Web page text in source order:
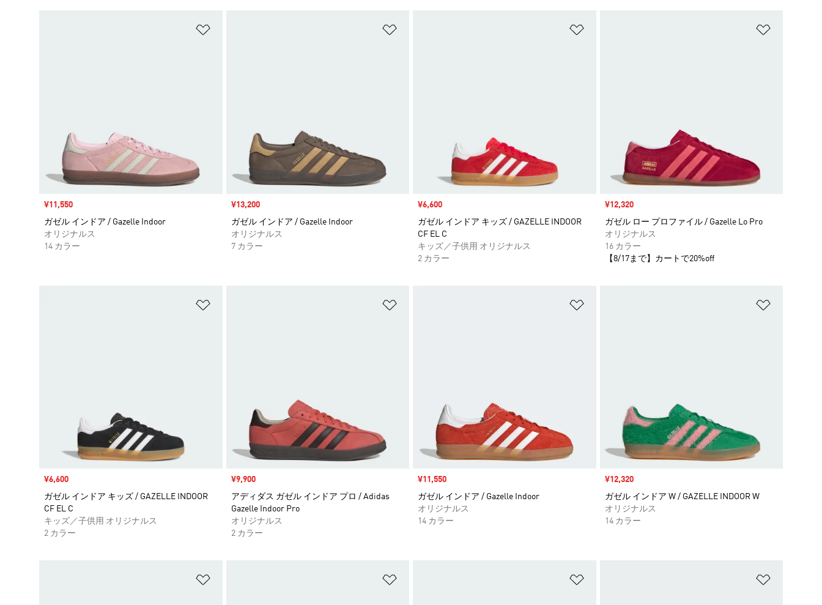
セール価格
¥11,550
ガゼル インドア / Gazelle Indoor
オリジナルス
14 カラー
セール価格
¥13,200
ガゼル インドア / Gazelle Indoor
オリジナルス
7 カラー
セール価格
¥6,600
ガゼル インドア キッズ / GAZELLE INDOOR
CF EL C
キッズ／子供用 オリジナルス
2 カラー
セール価格
¥12,320
ガゼル ロー プロファイル / Gazelle Lo Pro
オリジナルス
16 カラー
【8/17まで】カートで20%off
セール価格
¥6,600
ガゼル インドア キッズ / GAZELLE INDOOR
CF EL C
キッズ／子供用 オリジナルス
2 カラー
セール価格
¥9,900
アディダス ガゼル インドア プロ / Adidas
Gazelle Indoor Pro
オリジナルス
2 カラー
セール価格
¥11,550
ガゼル インドア / Gazelle Indoor
オリジナルス
14 カラー
セール価格
¥12,320
ガゼル インドア W / GAZELLE INDOOR W
オリジナルス
14 カラー